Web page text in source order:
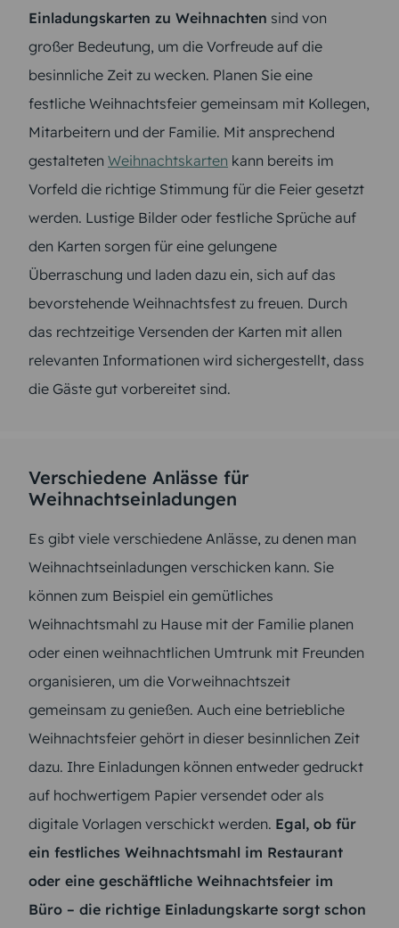
Einladungskarten zu Weihnachten sind von
großer Bedeutung, um die Vorfreude auf die
besinnliche Zeit zu wecken. Planen Sie eine
festliche Weihnachtsfeier gemeinsam mit Kollegen,
Mitarbeitern und der Familie. Mit ansprechend
gestalteten Weihnachtskarten kann bereits im
Vorfeld die richtige Stimmung für die Feier gesetzt
werden. Lustige Bilder oder festliche Sprüche auf
den Karten sorgen für eine gelungene
Überraschung und laden dazu ein, sich auf das
bevorstehende Weihnachtsfest zu freuen. Durch
das rechtzeitige Versenden der Karten mit allen
relevanten Informationen wird sichergestellt, dass
die Gäste gut vorbereitet sind.
Verschiedene Anlässe für
Weihnachtseinladungen
Es gibt viele verschiedene Anlässe, zu denen man
Weihnachtseinladungen verschicken kann. Sie
können zum Beispiel ein gemütliches
Weihnachtsmahl zu Hause mit der Familie planen
oder einen weihnachtlichen Umtrunk mit Freunden
organisieren, um die Vorweihnachtszeit
gemeinsam zu genießen. Auch eine betriebliche
Weihnachtsfeier gehört in dieser besinnlichen Zeit
dazu. Ihre Einladungen können entweder gedruckt
auf hochwertigem Papier versendet oder als
digitale Vorlagen verschickt werden. Egal, ob für
ein festliches Weihnachtsmahl im Restaurant
oder eine geschäftliche Weihnachtsfeier im
Büro – die richtige Einladungskarte sorgt schon